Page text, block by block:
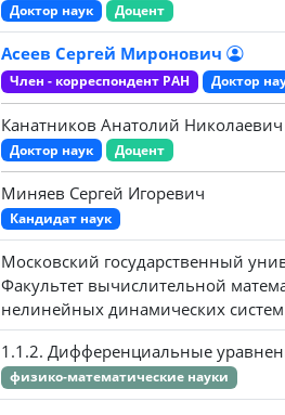
Доктор наук Доцент
Асеев Сергей Миронович
Член - корреспондент РАН Доктор
Канатников Анатолий Николаевич
Доктор наук Доцент
Миняев Сергей Игоревич
Кандидат наук
Московский государственный
Факультет вычислительной
нелинейных динамических
1.1.2. Дифференциальные
физико-математические науки